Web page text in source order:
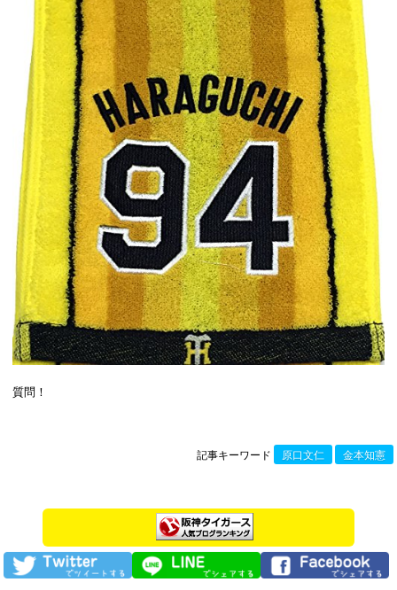
質問！
記事キーワード 原口文仁 金本知憲